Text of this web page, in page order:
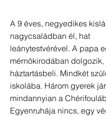
A 9 éves, negyedikes
nagycsaládban él, hat
leánytestvérével. A papa
mérnökirodában dolgozik,
háztartásbeli. Mindkét
iskolába. Három gyerek
mindannyian a
Egyenruhája nincs, egy